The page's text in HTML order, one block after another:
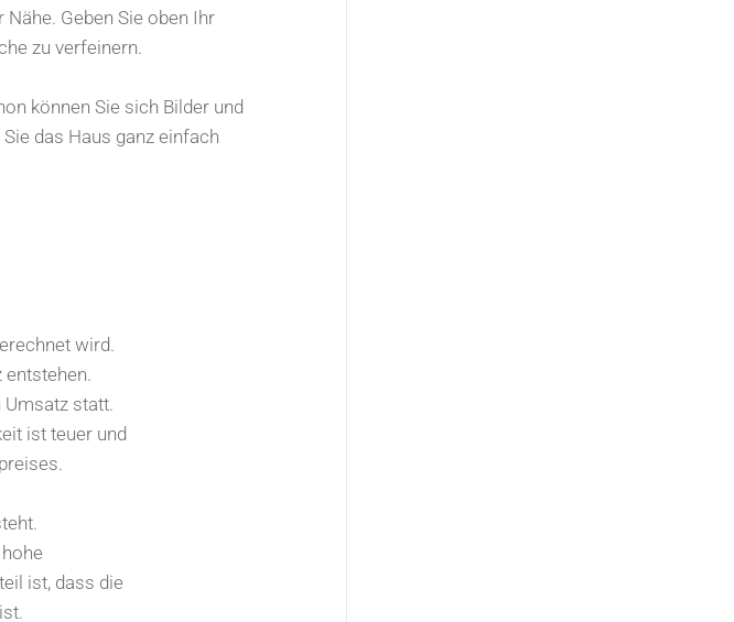
Geben Sie oben Ihr
zu verfeinern.
können Sie sich Bilder und
das Haus ganz einfach
wird.
statt.
ist teuer und
ist, dass die